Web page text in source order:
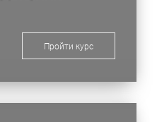
Пройти курс